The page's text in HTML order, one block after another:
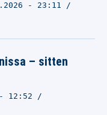
- 23:11
– sitten
12:52